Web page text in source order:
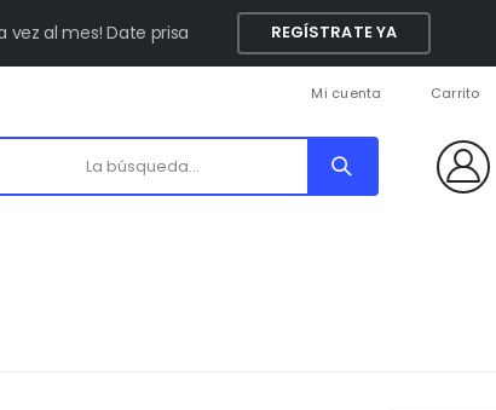
vez al mes! Date prisa REGÍSTRATE YA
Mi cuenta Carrito